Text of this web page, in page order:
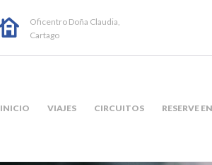
Oficentro Doña Claudia,
Cartago
INICIO VIAJES CIRCUITOS RESERVE